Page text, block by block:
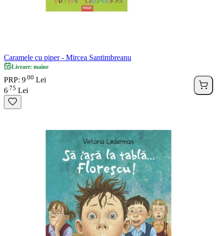
Caramele cu piper - Mircea Santimbreanu
Livrare: maine
PRP: 9 00 Lei
6 75 Lei